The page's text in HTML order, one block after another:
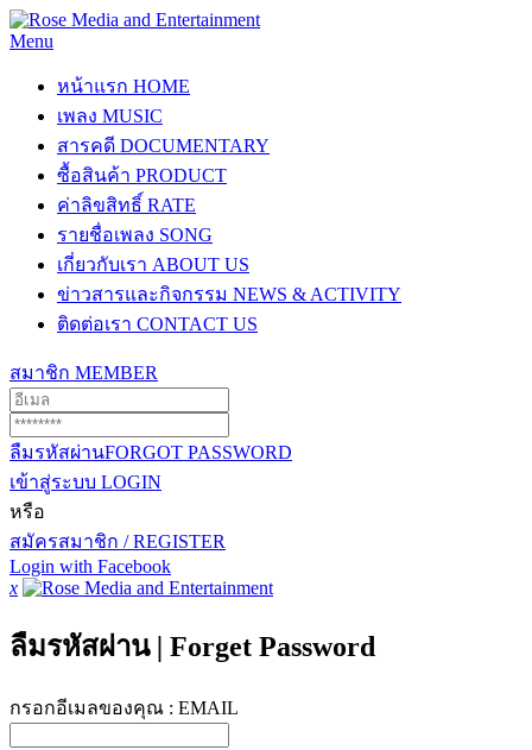
Menu
หน้าแรก HOME
เพลง MUSIC
สารคดี DOCUMENTARY
ซื้อสินค้า PRODUCT
ค่าลิขสิทธิ์ RATE
รายชื่อเพลง SONG
เกี่ยวกับเรา ABOUT US
ข่าวสารและกิจกรรม NEWS & ACTIVITY
ติดต่อเรา CONTACT US
สมาชิก MEMBER
ลืมรหัสผ่านFORGOT PASSWORD
เข้าสู่ระบบ LOGIN
หรือ
สมัครสมาชิก / REGISTER
Login with Facebook
x
ลืมรหัสผ่าน | Forget Password
กรอกอีเมลของคุณ : EMAIL